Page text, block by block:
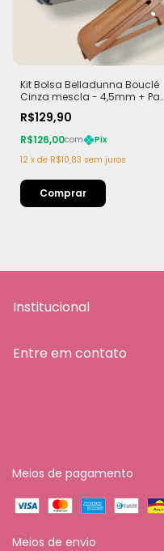
Kit Bolsa Belladunna Bouclé
Cinza mescla - 4,5mm + Par
R$129,90
R$126,00com
Pix
12 x de R$10,83 sem juros
Institucional
Entre em contato
Meios de pagamento
Meios de envio